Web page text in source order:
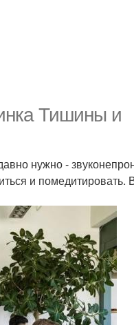
Тишины и
нужно -
и помедитировать.